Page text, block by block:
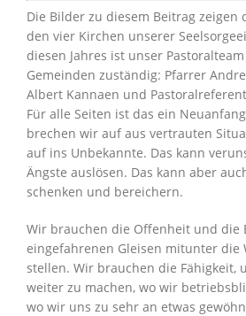
Die Bilder zu diesem Beitrag zeigen
den vier Kirchen unserer
diesen Jahres ist unser
Gemeinden zuständig: Pfarrer
Albert Kannaen und
Für alle Seiten ist das ein
brechen wir auf aus vertrauten
auf ins Unbekannte. Das kann
Ängste auslösen. Das kann aber
schenken und bereichern.
Wir brauchen die Offenheit und die
eingefahrenen Gleisen mitunter die
stellen. Wir brauchen die Fähigkeit,
weiter zu machen, wo wir
wo wir uns zu sehr an etwas